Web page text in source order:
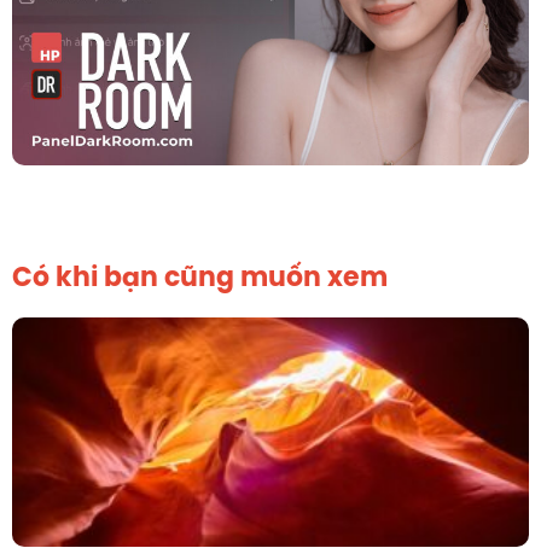
Có khi bạn cũng muốn xem